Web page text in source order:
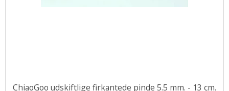
ChiaoGoo udskiftlige firkantede pinde 5.5 mm. - 13 cm.